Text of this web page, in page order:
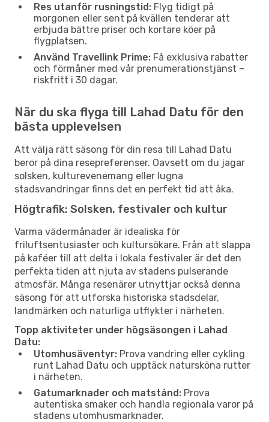
Res utanför rusningstid: Flyg tidigt på
morgonen eller sent på kvällen tenderar att
erbjuda bättre priser och kortare köer på
flygplatsen.
Använd Travellink Prime: Få exklusiva rabatter
och förmåner med vår prenumerationstjänst –
riskfritt i 30 dagar.
När du ska flyga till Lahad Datu för den
bästa upplevelsen
Att välja rätt säsong för din resa till Lahad Datu
beror på dina resepreferenser. Oavsett om du jagar
solsken, kulturevenemang eller lugna
stadsvandringar finns det en perfekt tid att åka.
Högtrafik: Solsken, festivaler och kultur
Varma vädermånader är idealiska för
friluftsentusiaster och kultursökare. Från att slappa
på kaféer till att delta i lokala festivaler är det den
perfekta tiden att njuta av stadens pulserande
atmosfär. Många resenärer utnyttjar också denna
säsong för att utforska historiska stadsdelar,
landmärken och naturliga utflykter i närheten.
Topp aktiviteter under högsäsongen i Lahad
Datu:
Utomhusäventyr: Prova vandring eller cykling
runt Lahad Datu och upptäck natursköna rutter
i närheten.
Gatumarknader och matstånd: Prova
autentiska smaker och handla regionala varor på
stadens utomhusmarknader.